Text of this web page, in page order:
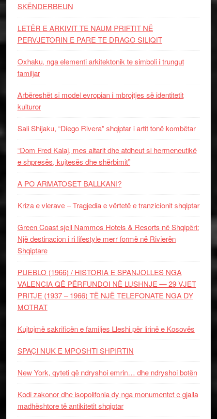
SKËNDERBEUN
LETËR E ARKIVIT TE NAUM PRIFTIT NË
PERVJETORIN E PARE TE DRAGO SILIQIT
Oxhaku, nga elementi arkitektonik te simboli i trungut
familjar
Arbëreshët si model evropian i mbrojtjes së identitetit
kulturor
Sali Shijaku, “Diego Rivera” shqiptar i artit tonë kombëtar
“Dom Fred Kalaj, mes altarit dhe atdheut si hermeneutikë
e shpresës, kujtesës dhe shërbimit”
A PO ARMATOSET BALLKANI?
Kriza e vlerave – Tragjedia e vërtetë e tranzicionit shqiptar
Green Coast sjell Nammos Hotels & Resorts në Shqipëri:
Një destinacion i ri lifestyle merr formë në Rivierën
Shqiptare
PUEBLO (1966) / HISTORIA E SPANJOLLES NGA
VALENCIA QË PËRFUNDOI NË LUSHNJE — 29 VJET
PRITJE (1937 – 1966) TË NJË TELEFONATE NGA DY
MOTRAT
Kujtojmë sakrificën e familjes Lleshi për lirinë e Kosovës
SPAÇI NUK E MPOSHTI SHPIRTIN
New York, qyteti që ndryshoi emrin… dhe ndryshoi botën
Kodi zakonor dhe isopolifonia dy nga monumentet e gjalla
madhështore të antikitetit shqiptar